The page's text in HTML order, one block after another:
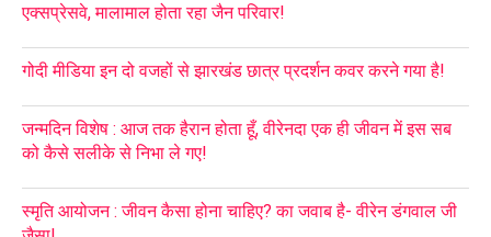
एक्सप्रेसवे, मालामाल होता रहा जैन परिवार!
गोदी मीडिया इन दो वजहों से झारखंड छात्र प्रदर्शन कवर करने गया है!
जन्मदिन विशेष : आज तक हैरान होता हूँ, वीरेनदा एक ही जीवन में इस सब
को कैसे सलीके से निभा ले गए!
स्मृति आयोजन : जीवन कैसा होना चाहिए? का जवाब है- वीरेन डंगवाल जी